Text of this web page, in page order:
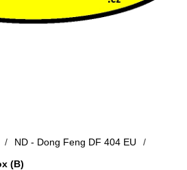
/ ND - Dong Feng DF 404 EU
/
(B)